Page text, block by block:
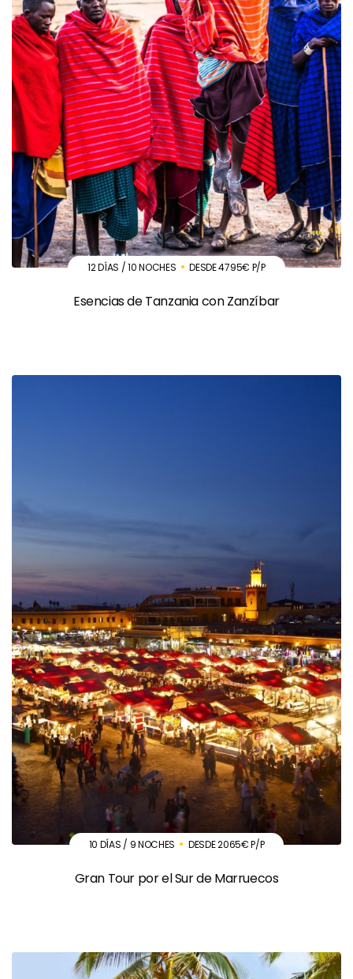
12 DÍAS / 10 NOCHES DESDE 4795€ P/P
Esencias de Tanzania con Zanzíbar
10 DÍAS / 9 NOCHES DESDE 2065€ P/P
Gran Tour por el Sur de Marruecos